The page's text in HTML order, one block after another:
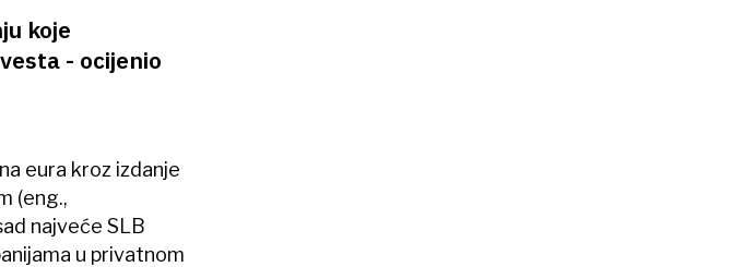
koje
- ocijenio
eura kroz izdanje
(eng.,
najveće SLB
u privatnom